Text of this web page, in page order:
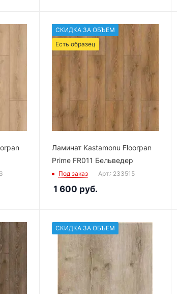
СКИДКА ЗА ОБЪЕМ
Есть образец
Ламинат Kastamonu Floorpan
Prime FR011 Бельведер
Под заказ Арт.: 233515
1 600 руб.
СКИДКА ЗА ОБЪЕМ